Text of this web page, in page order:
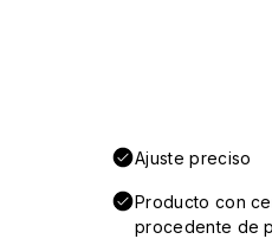
Ajuste preciso
Producto con
procedente de